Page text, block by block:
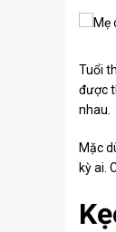
Tuổi
được
nhau.
Mặc
kỳ ai.